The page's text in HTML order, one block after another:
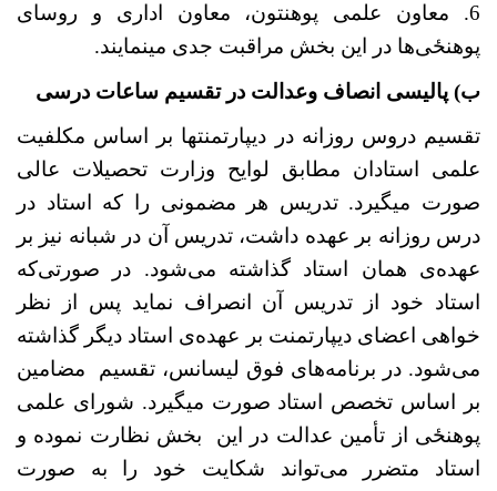
6. معاون علمی پوهنتون، معاون اداری و روسای
پوهنځیها در این بخش مراقبت جدی می­نمایند.
ب) پالیسی انصاف وعدالت در تقسیم ساعات درسی
تقسیم دروس روزانه در دیپارتمنت­ها بر اساس مکلفیت
علمی استادان مطابق لوایح وزارت تحصیلات عالی
صورت می­گیرد. تدریس هر مضمونی را که استاد در
درس روزانه بر عهده داشت، تدریس آن در شبانه نیز بر
عهدهی همان استاد گذاشته میشود. در صورتیکه
استاد خود از تدریس آن انصراف نماید پس از نظر
خواهی اعضای دیپارتمنت بر عهدهی استاد دیگر گذاشته
میشود. در برنامههای فوق لیسانس، تقسیم مضامین
بر اساس تخصص استاد صورت می­گیرد. شورای علمی
پوهنځی از تأمین عدالت در این بخش نظارت نموده و
استاد متضرر میتواند شکایت خود را به صورت